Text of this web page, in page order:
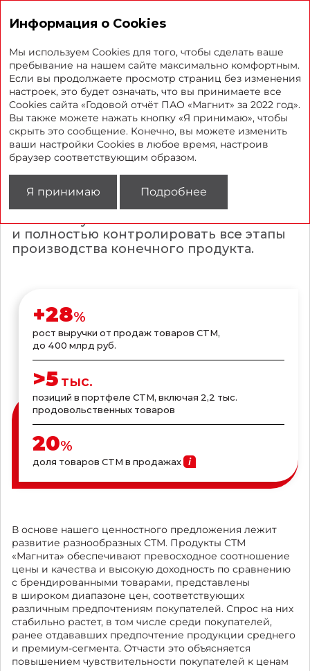
Собственные торговые
марки и производства
«Магнит» продолжает развивать СТМ,
чтобы предлагать клиентам
эксклюзивные товары с выгодным
соотношением цены и качества.
повысить устойчивость бизнеса
и полностью контролировать все этапы
производства конечного продукта.
+28%
рост выручки от продаж товаров СТМ,
до 400 млрд руб.
>5тыс.
позиций в портфеле СТМ, включая 2,2 тыс.
продовольственных товаров
20%
доля товаров СТМ в продажах
В основе нашего ценностного предложения лежит
развитие разнообразных СТМ. Продукты СТМ
«Магнита» обеспечивают превосходное соотношение
цены и качества и высокую доходность по сравнению
с брендированными товарами, представлены
в широком диапазоне цен, соответствующих
различным предпочтениям покупателей. Спрос на них
стабильно растет, в том числе среди покупателей,
ранее отдававших предпочтение продукции среднего
и премиум-сегмента. Отчасти это объясняется
повышением чувствительности покупателей к ценам
Информация о Cookies
Мы используем Cookies для того, чтобы сделать ваше
пребывание на нашем сайте максимально комфортным.
Если вы продолжаете просмотр страниц без изменения
настроек, это будет означать, что вы принимаете все
Cookies сайта «Годовой отчёт ПАО «Магнит» за 2022 год».
Вы также можете нажать кнопку «Я принимаю», чтобы
скрыть это сообщение. Конечно, вы можете изменить
ваши настройки Cookies в любое время, настроив
браузер соответствующим образом.
Я принимаю Подробнее